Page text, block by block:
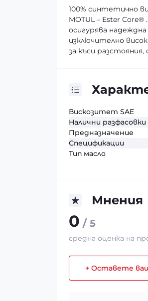
100% синтетично
MOTUL – Ester
осигурява
изключително
за къси
Вискозитет SAE
Налични разфасовки
Предназначение
Спецификации
Тип масло
Мнения
0 / 5
средна оценка на
+ Оставете